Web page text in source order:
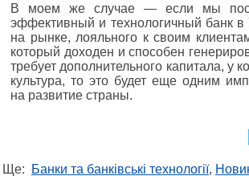
В моем же случае — если мы
эффективный и технологичный банк в
на рынке, лояльного к своим
который доходен и способен
требует дополнительного капитала, у
культура, то это будет еще одним
на развитие страны.
Ще: Банки та банківські технології,